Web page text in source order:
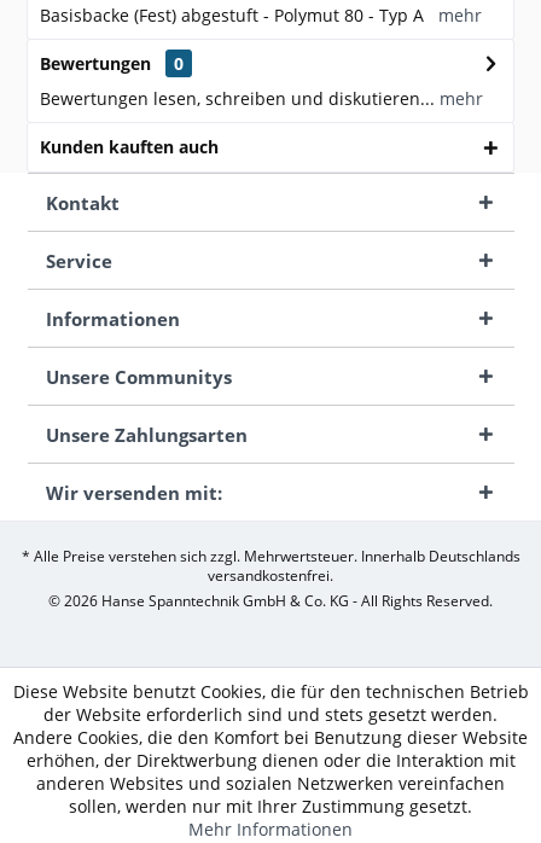
Basisbacke (Fest) abgestuft - Polymut 80 - Typ A mehr
Bewertungen
0
Bewertungen lesen, schreiben und diskutieren... mehr
Kunden kauften auch
Kontakt
Service
Informationen
Unsere Communitys
Unsere Zahlungsarten
Wir versenden mit:
* Alle Preise verstehen sich zzgl. Mehrwertsteuer. Innerhalb Deutschlands
versandkostenfrei.
© 2026 Hanse Spanntechnik GmbH & Co. KG - All Rights Reserved.
Diese Website benutzt Cookies, die für den technischen Betrieb
der Website erforderlich sind und stets gesetzt werden.
Andere Cookies, die den Komfort bei Benutzung dieser Website
erhöhen, der Direktwerbung dienen oder die Interaktion mit
anderen Websites und sozialen Netzwerken vereinfachen
sollen, werden nur mit Ihrer Zustimmung gesetzt.
Mehr Informationen